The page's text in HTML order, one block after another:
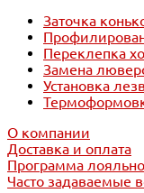
Заточка
Переклепка
Замена
Установка
О компании
Доставка и оплата
Программа
Часто задаваемые